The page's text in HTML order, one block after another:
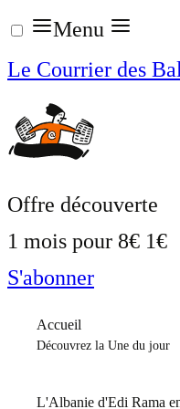
Aller
au
contenu
Menu
Le Courrier des
Offre découverte
1 mois pour 8€ 1€
S'abonner
Accueil
Découvrez la Une du jour
L'Albanie d'Edi Rama